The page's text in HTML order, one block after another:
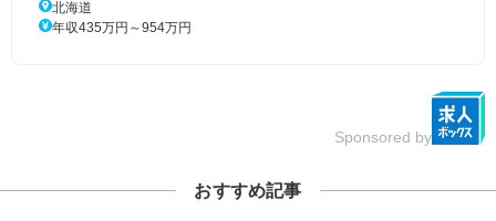
北海道
年収435万円～954万円
Sponsored by
おすすめ記事